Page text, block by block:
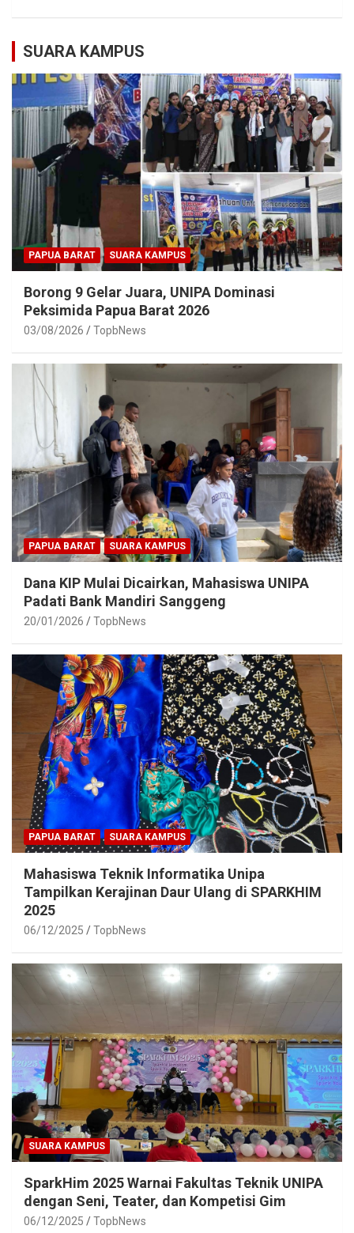
SUARA KAMPUS
PAPUA BARAT SUARA KAMPUS
Borong 9 Gelar Juara, UNIPA Dominasi
Peksimida Papua Barat 2026
03/08/2026 TopbNews
PAPUA BARAT SUARA KAMPUS
Dana KIP Mulai Dicairkan, Mahasiswa UNIPA
Padati Bank Mandiri Sanggeng
20/01/2026 TopbNews
PAPUA BARAT SUARA KAMPUS
Mahasiswa Teknik Informatika Unipa
Tampilkan Kerajinan Daur Ulang di SPARKHIM
2025
06/12/2025 TopbNews
SUARA KAMPUS
SparkHim 2025 Warnai Fakultas Teknik UNIPA
dengan Seni, Teater, dan Kompetisi Gim
06/12/2025 TopbNews